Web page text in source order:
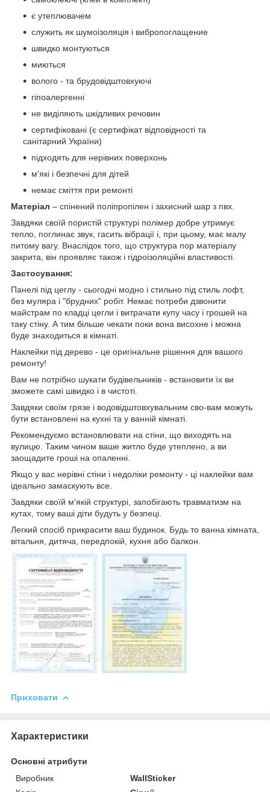
є утеплювачем
служить як шумоізоляція і вибропоглащение
швидко монтуються
миються
волого - та брудовідштовхуючі
гіпоалергенні
не виділяють шкідливих речовин
сертифіковані (є сертифікат відповідності та
санітарний України)
підходять для нерівних поверхонь
м'які і безпечні для дітей
немає сміття при ремонті
Матеріал – спінений поліпропілен і захисний шар з пвх.
Завдяки своїй пористій структурі полімер добре утримує
тепло, поглинає звук, гасить вібрації і, при цьому, має малу
питому вагу. Внаслідок того, що структура пор матеріалу
закрита, він проявляє також і гідроізоляційні властивості.
Застосування:
Панелі під цеглу - сьогодні модно і стильно під стиль лофт,
без муляра і "брудних" робіт. Немає потреби дзвонити
майстрам по кладці цегли і витрачати купу часу і грошей на
таку стіну. А тим більше чекати поки вона висохне і можна
буде знаходиться в кімнаті.
Наклейки під дерево - це оригінальне рішення для вашого
ремонту!
Вам не потрібно шукати будівельників - встановити їх ви
зможете самі швидко і в чистоті.
Завдяки своїм грязе і водовідштовхувальним сво-вам можуть
бути встановлені на кухні та у ванній кімнаті.
Рекомендуємо встановлювати на стіни, що виходять на
вулицю. Таким чином ваше житло буде утеплено, а ви
заощадите гроші на опаленні.
Якщо у вас нерівні стіни і недоліки ремонту - ці наклейки вам
ідеально замаскують все.
Завдяки своїй м'якій структурі, запобігають травматизм на
кутах, тому ваші діти будуть у безпеці.
Легкий спосіб прикрасити ваш будинок. Будь то ванна кімната,
вітальня, дитяча, передпокій, кухня або балкон.
Приховати
Характеристики
Основні атрибути
Виробник
WallSticker